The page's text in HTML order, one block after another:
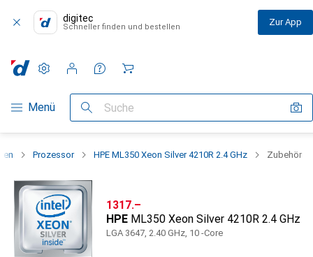
digitec
Schneller finden und bestellen Zur App
Navigation nach Kategorien
Menü Suche
Einstellungen
Kundenkonto
Vergleichslisten
Merklisten
Warenkorb
Prozessor HPE ML350 Xeon Silver 4210R 2.4 GHz Zubehör
CHF
1317.–
HPE ML350 Xeon Silver 4210R 2.4 GHz
LGA 3647, 2.40 GHz, 10 -Core